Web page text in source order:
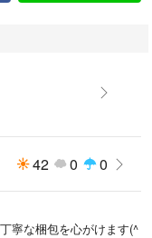
42 0 0
寧な梱包を心がけます(^